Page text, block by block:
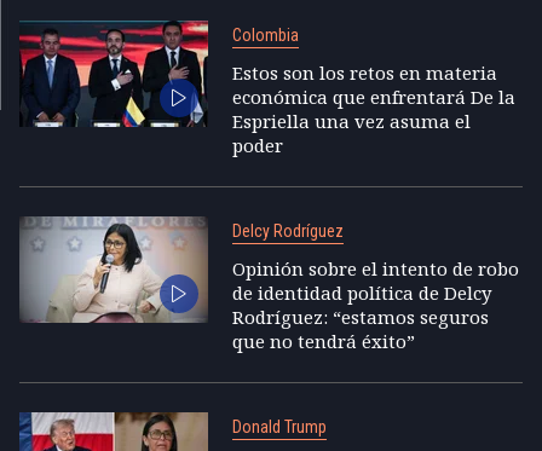
Colombia
Estos son los retos en materia
económica que enfrentará De la
Espriella una vez asuma el
poder
Delcy Rodríguez
Opinión sobre el intento de robo
de identidad política de Delcy
Rodríguez: “estamos seguros
que no tendrá éxito”
Donald Trump